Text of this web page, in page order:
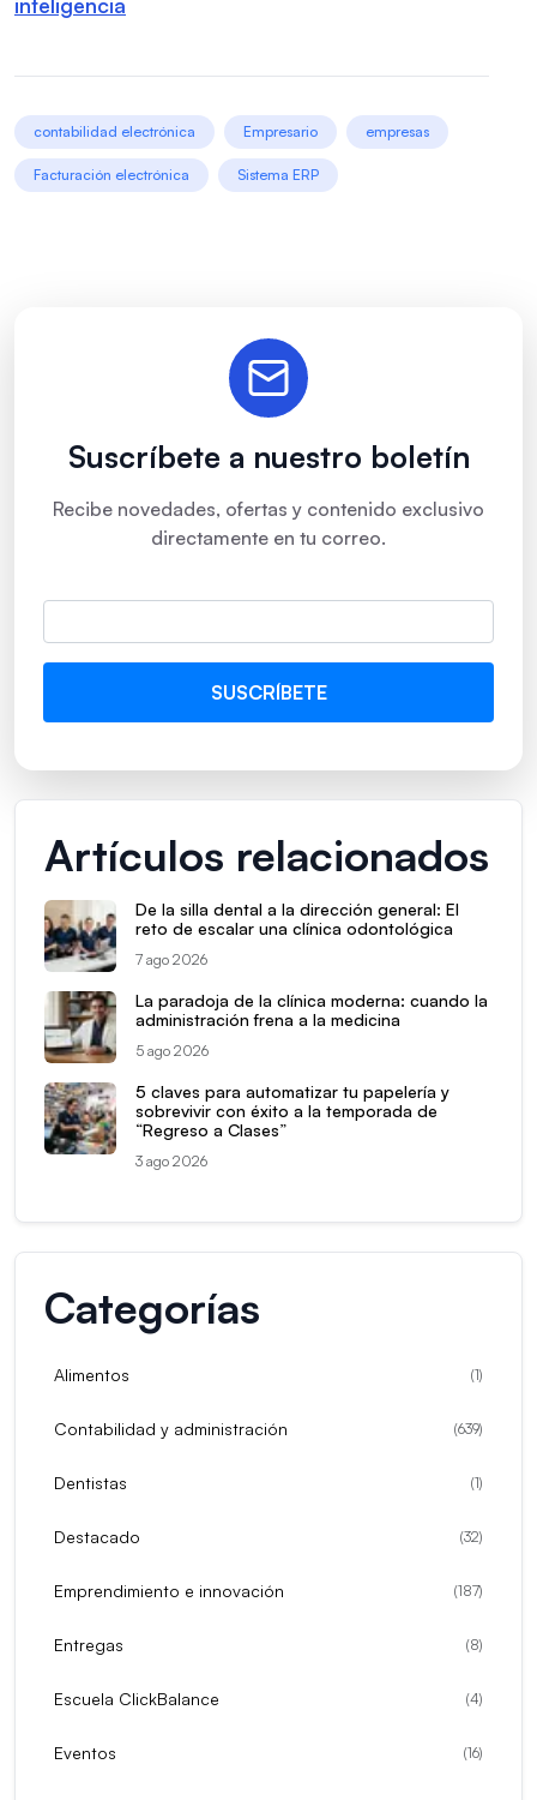
contabilidad electrónica Empresario empresas
Facturación electrónica Sistema ERP
Suscríbete a nuestro boletín
Recibe novedades, ofertas y contenido exclusivo
directamente en tu correo.
Artículos relacionados
De la silla dental a la dirección general: El
reto de escalar una clínica odontológica
7 ago 2026
La paradoja de la clínica moderna: cuando la
administración frena a la medicina
5 ago 2026
5 claves para automatizar tu papelería y
sobrevivir con éxito a la temporada de
“Regreso a Clases”
3 ago 2026
Categorías
Alimentos (1)
Contabilidad y administración (639)
Dentistas (1)
Destacado (32)
Emprendimiento e innovación (187)
Entregas (8)
Escuela ClickBalance (4)
Eventos (16)